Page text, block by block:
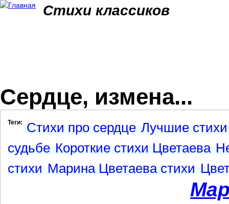
Стихи классиков
Сердце, измена...
Теги: Стихи про сердце Лучшие
судьбе Короткие стихи Цветаева
стихи Марина Цветаева стихи